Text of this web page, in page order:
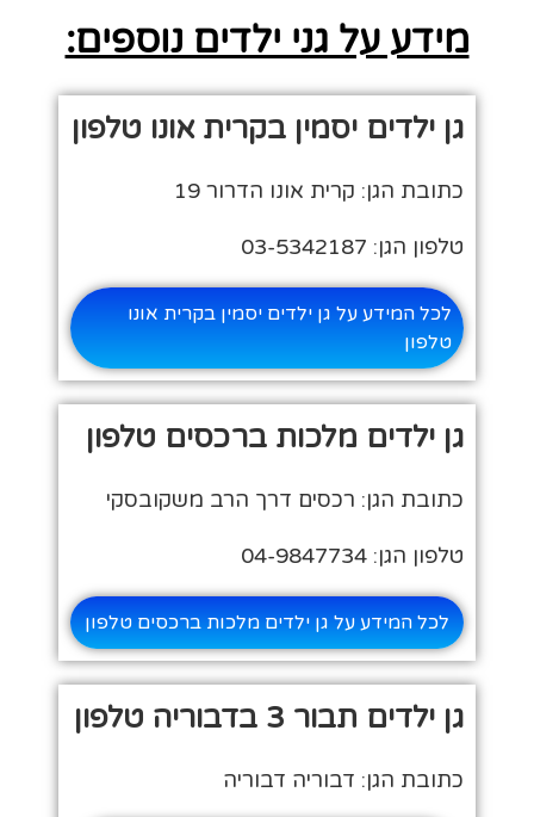
מידע על גני ילדים נוספים:
גן ילדים יסמין בקרית אונו טלפון
כתובת הגן: קרית אונו הדרור 19
טלפון הגן: 03-5342187
לכל המידע על גן ילדים יסמין בקרית אונו
טלפון
גן ילדים מלכות ברכסים טלפון
כתובת הגן: רכסים דרך הרב משקובסקי
טלפון הגן: 04-9847734
לכל המידע על גן ילדים מלכות ברכסים טלפון
גן ילדים תבור 3 בדבוריה טלפון
כתובת הגן: דבוריה דבוריה